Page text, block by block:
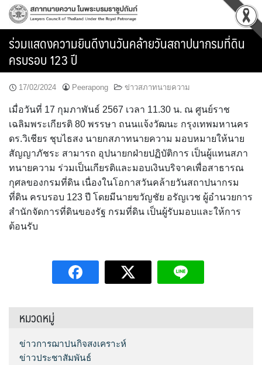
Skip
content
ร่วมแสดงความยินดีงานวันคล้ายวันสถาปนากรมที่ดิน
ครบรอบ 123 ปี
17/02/2024 Peerapong ข่าวสภาทนายความ
เมื่อวันที่ 17 กุมภาพันธ์ 2567 เวลา 11.30 น. ณ ศูนย์ราช
เฉลิมพระเกียรติ 80 พรรษา ถนนแจ้งวัฒนะ กรุงเทพมหานคร
ดร.วิเชียร ชุบไธสง นายกสภาทนายความ มอบหมายให้นาย
สัญญาภัชระ สามารถ อุปนายกฝ่ายปฏิบัติการ เป็นผู้แทนสภา
ทนายความ ร่วมเป็นเกียรติและมอบเงินบริจาคเพื่อสาธารณ
กุศลของกรมที่ดิน เนื่องในโอกาสวันคล้ายวันสถาปนากรม
ที่ดิน ครบรอบ 123 ปี โดยมีนายขวัญชัย อรัญเวช ผู้อำนวยการ
สำนักจัดการที่ดินของรัฐ กรมที่ดิน เป็นผู้รับมอบและให้การ
ต้อนรับ
หมวดหมู่
ข่าวการฌาปนกิจสงเคราะห์
ข่าวประชาสัมพันธ์